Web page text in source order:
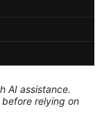
AI assistance.
relying on